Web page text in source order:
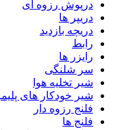
درپوش رزوه ای
دریپر ها
دریچه بازدید
رابط
رایزر ها
سر شلنگی
شیر تخلیه هوا
شیر خودکار های
فلنج رزوه دار
فلنج ها